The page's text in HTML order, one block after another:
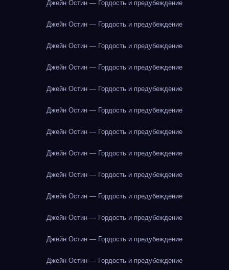
Джейн Остин — Гордость и предубеждение
Джейн Остин — Гордость и предубеждение
Джейн Остин — Гордость и предубеждение
Джейн Остин — Гордость и предубеждение
Джейн Остин — Гордость и предубеждение
Джейн Остин — Гордость и предубеждение
Джейн Остин — Гордость и предубеждение
Джейн Остин — Гордость и предубеждение
Джейн Остин — Гордость и предубеждение
Джейн Остин — Гордость и предубеждение
Джейн Остин — Гордость и предубеждение
Джейн Остин — Гордость и предубеждение
Джейн Остин — Гордость и предубеждение